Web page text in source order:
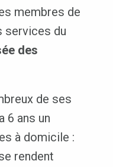
membres de
services du
des
de ses
6 ans un
à domicile :
rendent